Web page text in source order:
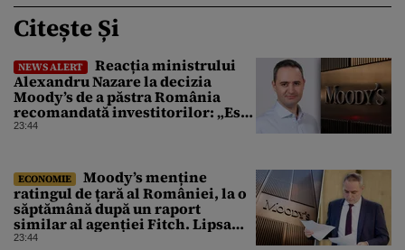
Citește Și
NEWS ALERT
Reacția ministrului
Alexandru Nazare la decizia
Moody’s de a păstra România
recomandată investitorilor: „Este
un răgaz, dar în niciun caz un
23:44
ECONOMIE
Moody’s menține
ratingul de țară al României, la o
săptămână după un raport
similar al agenției Fitch. Lipsa
unui guvern cu puteri depline,
23:44